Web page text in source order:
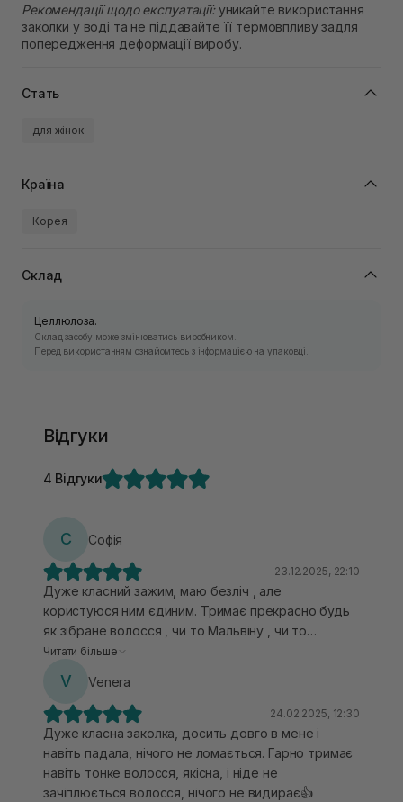
Рекомендації щодо експуатації:уникайте використання
заколки у воді та не піддавайте її термовпливу задля
попередження деформації виробу.
Стать
для жінок
Країна
Корея
Склад
Целлюлоза.
Склад засобу може змінюватись виробником.
Перед використанням ознайомтесь з інформацією на упаковці.
Відгуки
4 Відгуки
С Софія
23.12.2025, 22:10
Дуже класний зажим, маю безліч , але
користуюся ним єдиним. Тримає прекрасно будь
як зібране волосся , чи то Мальвіну , чи то
закручену дульку. Безліч разів падав, не
видирає волосся.
Читати більше
V Venera
24.02.2025, 12:30
Дуже класна заколка, досить довго в мене і
навіть падала, нічого не ломається. Гарно тримає
навіть тонке волосся, якісна, і ніде не
зачіплюється волосся, нічого не видирає👍